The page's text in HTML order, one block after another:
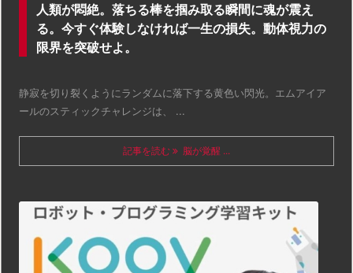
人類が悶絶。落ちる棒を掴み取る瞬間に魂が震え
る。今すぐ体験しなければ一生の損失。動体視力の
限界を突破せよ。
静寂を切り裂くようにランダムに落下する黄色い閃光。エムアイア
ールのスティックチャレンジは、 ...
記事を読む 脳が覚醒 ...